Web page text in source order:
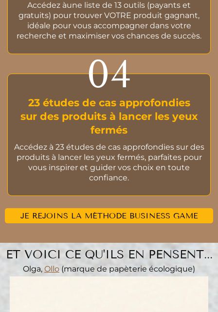
Accédez àune liste de 13 outils (payants et
gratuits) pour trouver VOTRE produit gagnant,
idéale pour vous accompagner dans votre
recherche et maximiser vos chances de succès.
04
23 études de cas approfondies
sur des produits à lancer les yeux
fermés
Accédez à 23 études de cas approfondies sur des
produits à lancer les yeux fermés, parfaites pour
vous inspirer et guider vos choix en toute
confiance.
JE REJOINS LA MÉTHODE BUSINESS GAME
ET VOICI CE QU'ILS EN PENSENT...
Olga, Ollo (marque de papèterie écologique)